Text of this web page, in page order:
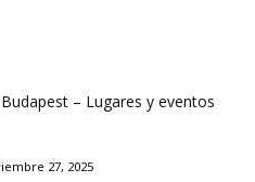
– Lugares y eventos
27, 2025